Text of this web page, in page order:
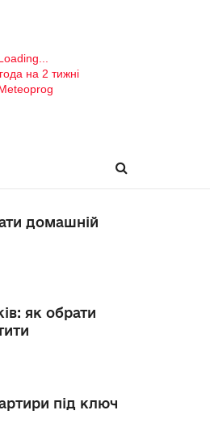
на 2 тижні
домашній
як обрати
під ключ